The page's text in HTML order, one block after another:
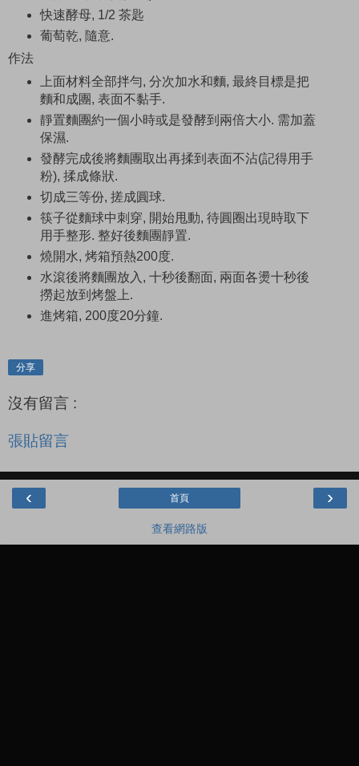
快速酵母, 1/2 茶匙
葡萄乾, 隨意.
作法
上面材料全部拌勻, 分次加水和麵, 最終目標是把
麵和成團, 表面不黏手.
靜置麵團約一個小時或是發酵到兩倍大小. 需加蓋
保濕.
發酵完成後將麵團取出再揉到表面不沾(記得用手
粉), 揉成條狀.
切成三等份, 搓成圓球.
筷子從麵球中刺穿, 開始甩動, 待圓圈出現時取下
用手整形. 整好後麵團靜置.
燒開水, 烤箱預熱200度.
水滾後將麵團放入, 十秒後翻面, 兩面各燙十秒後
撈起放到烤盤上.
進烤箱, 200度20分鐘.
分享
沒有留言 :
張貼留言
‹ ›
首頁
查看網路版